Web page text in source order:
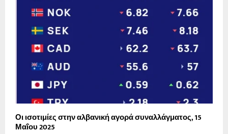
Οι ισοτιμίες στην αλβανική αγορά συναλλάγματος, 15
Μαΐου 2025